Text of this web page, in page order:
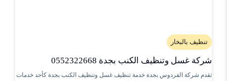
تنظيف بالبخار
شركة غسل وتنظيف الكنب بجدة 0552322668
تقدم شركة الفردوس بجدة خدمة تنظيف غسل وتنظيف الكنب بجدة كأحد خدمات